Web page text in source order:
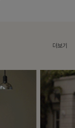
더보기